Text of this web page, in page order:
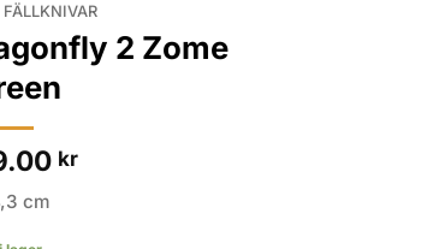
FÄLLKNIVAR
2 Zome
kr
cm